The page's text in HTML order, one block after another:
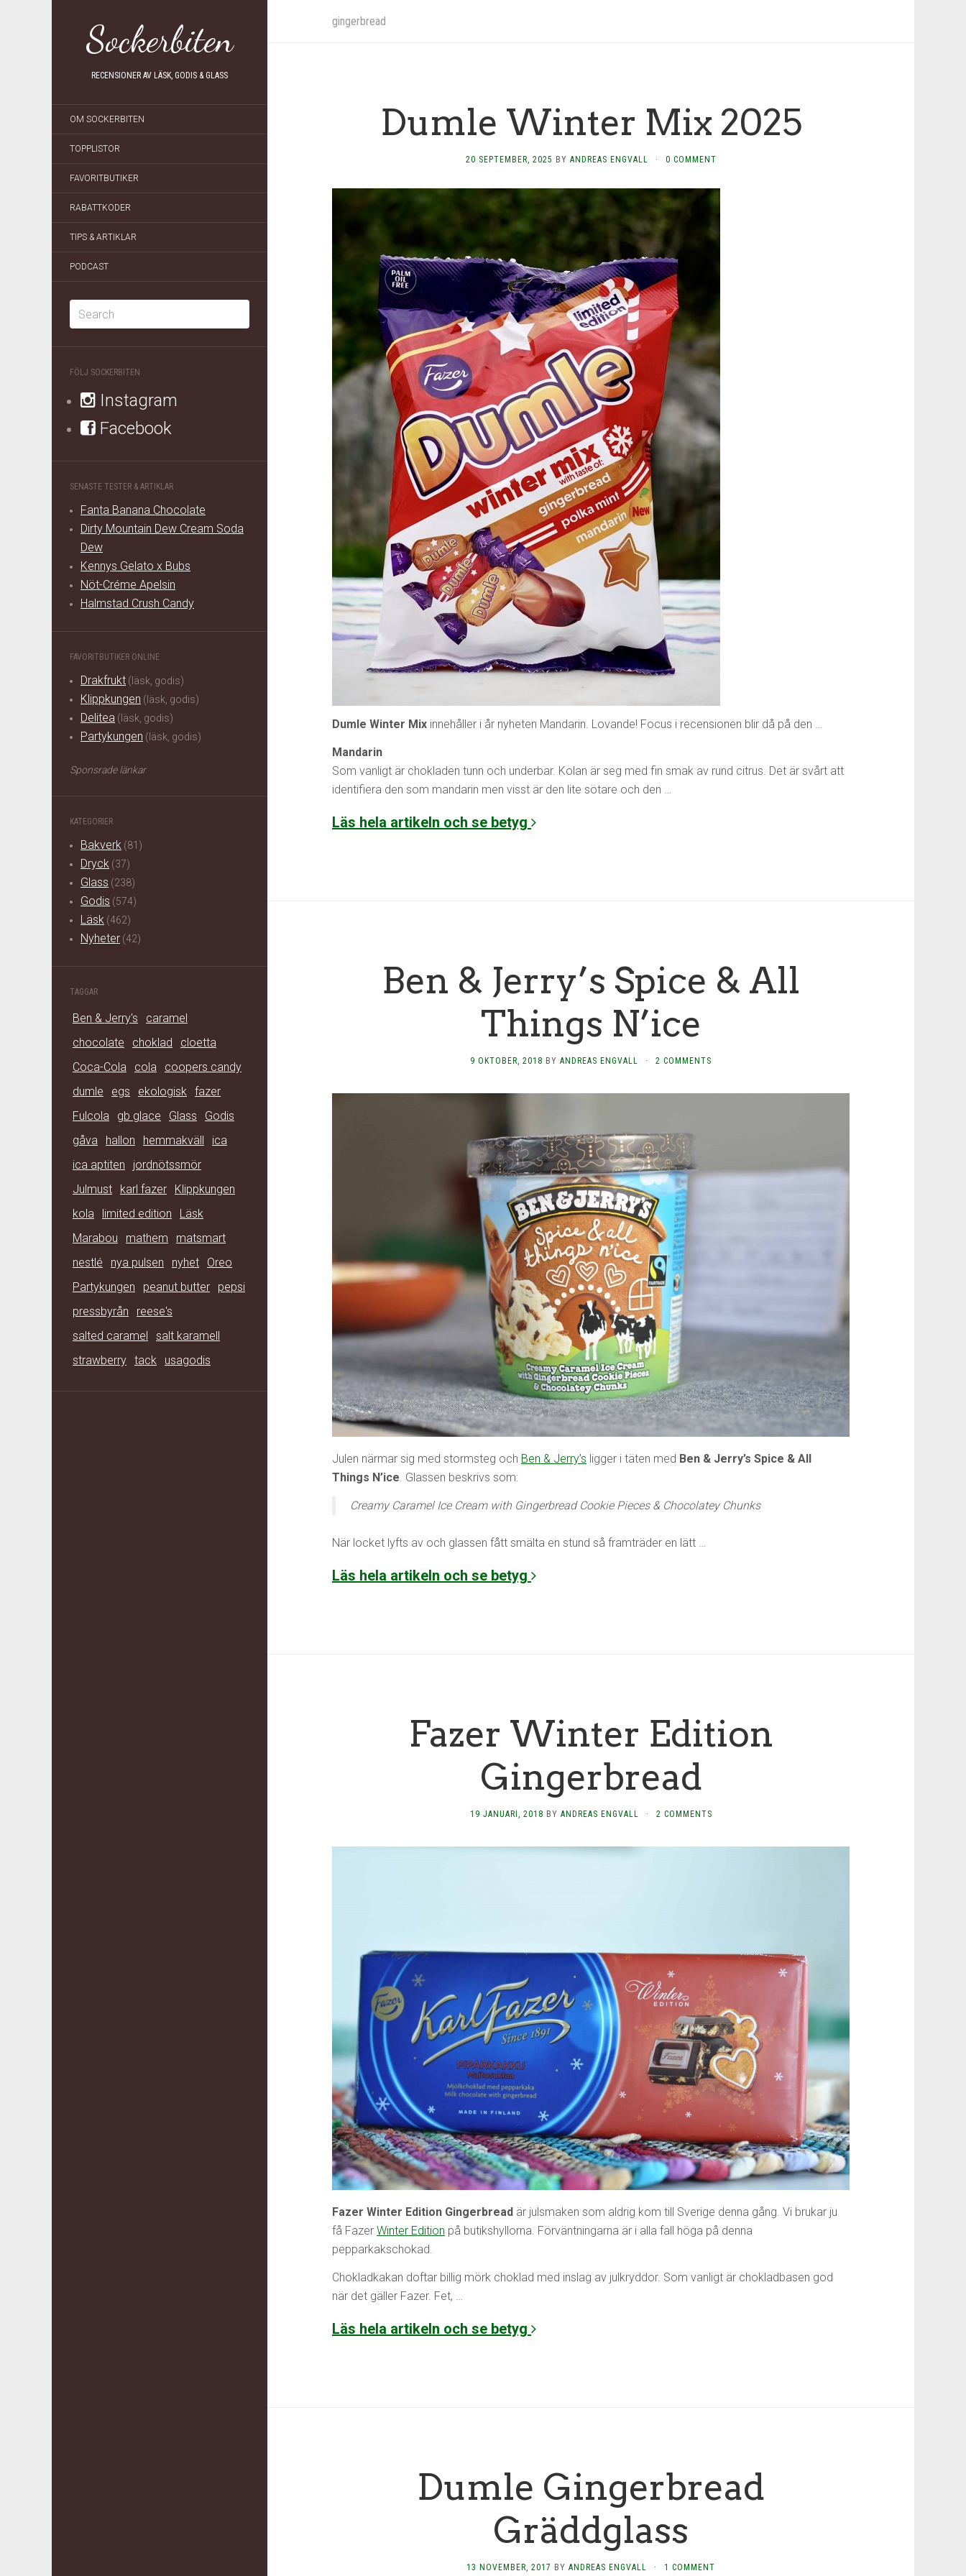
Sockerbiten
RECENSIONER AV LÄSK, GODIS & GLASS
OM SOCKERBITEN
TOPPLISTOR
FAVORITBUTIKER
RABATTKODER
TIPS & ARTIKLAR
PODCAST
FÖLJ SOCKERBITEN
Instagram
Facebook
SENASTE TESTER & ARTIKLAR
Fanta Banana Chocolate
Dirty Mountain Dew Cream Soda
Dew
Kennys Gelato x Bubs
Nöt-Créme Apelsin
Halmstad Crush Candy
FAVORITBUTIKER ONLINE
Drakfrukt (läsk, godis)
Klippkungen (läsk, godis)
Delitea (läsk, godis)
Partykungen (läsk, godis)
Sponsrade länkar
KATEGORIER
Bakverk (81)
Dryck (37)
Glass (238)
Godis (574)
Läsk (462)
Nyheter (42)
TAGGAR
Ben & Jerry's
caramel
chocolate
choklad
cloetta
Coca-Cola
cola
coopers candy
dumle
egs ekologisk fazer
Fulcola
gb glace Glass
Godis
gåva
hallon hemmakväll
ica
ica aptiten
jordnötssmör
Julmust
karl fazer
Klippkungen
kola
limited edition
Läsk
Marabou
mathem
matsmart
nestlé
nya pulsen nyhet
Oreo
Partykungen
peanut butter
pepsi
pressbyrån
reese's
salted caramel
salt karamell
strawberry tack usagodis
gingerbread
Dumle Winter Mix 2025
20 SEPTEMBER, 2025 BY ANDREAS ENGVALL · 0 COMMENT
Dumle Winter Mix innehåller i år nyheten Mandarin. Lovande! Focus i recensionen blir då på den …
Mandarin
Som vanligt är chokladen tunn och underbar. Kolan är seg med fin smak av rund citrus. Det är svårt att
identifiera den som mandarin men visst är den lite sötare och den …
Läs hela artikeln och se betyg
Ben & Jerry’s Spice & All
Things N’ice
9 OKTOBER, 2018 BY ANDREAS ENGVALL · 2 COMMENTS
Julen närmar sig med stormsteg och Ben & Jerry’s ligger i täten med Ben & Jerry’s Spice & All
Things N’ice. Glassen beskrivs som:
Creamy Caramel Ice Cream with Gingerbread Cookie Pieces & Chocolatey Chunks
När locket lyfts av och glassen fått smälta en stund så framträder en lätt …
Läs hela artikeln och se betyg
Fazer Winter Edition
Gingerbread
19 JANUARI, 2018 BY ANDREAS ENGVALL · 2 COMMENTS
Fazer Winter Edition Gingerbread är julsmaken som aldrig kom till Sverige denna gång. Vi brukar ju
få Fazer Winter Edition på butikshyllorna. Förväntningarna är i alla fall höga på denna
pepparkakschokad.
Chokladkakan doftar billig mörk choklad med inslag av julkryddor. Som vanligt är chokladbasen god
när det gäller Fazer. Fet, …
Läs hela artikeln och se betyg
Dumle Gingerbread
Gräddglass
13 NOVEMBER, 2017 BY ANDREAS ENGVALL · 1 COMMENT